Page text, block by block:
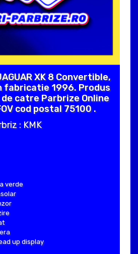
XK 8 Convertible,
fabricatie 1996. Produs
catre Parbrize Online
cod postal 75100 .
: KMK
verde
up display